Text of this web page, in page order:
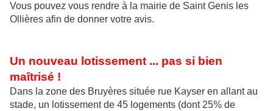
Vous pouvez vous rendre à la mairie de Saint Genis les
Ollières afin de donner votre avis.
Un nouveau lotissement ... pas si bien
maîtrisé !
Dans la zone des Bruyères située rue Kayser en allant au
stade, un lotissement de 45 logements (dont 25% de